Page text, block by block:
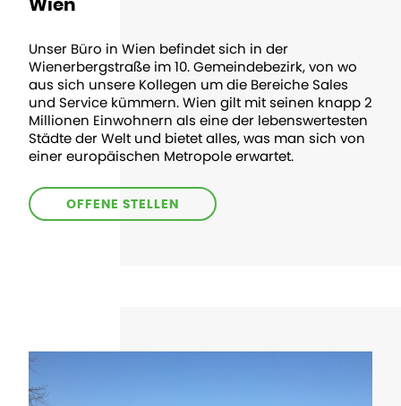
Wien
Unser Büro in Wien befindet sich in der
Wienerbergstraße im 10. Gemeindebezirk, von wo
aus sich unsere Kollegen um die Bereiche Sales
und Service kümmern. Wien gilt mit seinen knapp 2
Millionen Einwohnern als eine der lebenswertesten
Städte der Welt und bietet alles, was man sich von
einer europäischen Metropole erwartet.
OFFENE STELLEN